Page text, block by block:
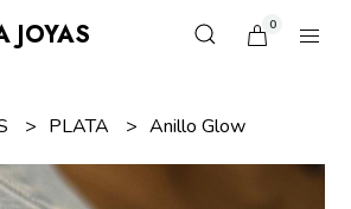
JOYAS 0
PLATA Anillo Glow